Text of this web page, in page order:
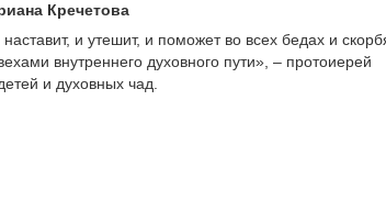
Кречетова
и утешит, и поможет во всех бедах и
внутреннего духовного пути», – протоиерей
и духовных чад.